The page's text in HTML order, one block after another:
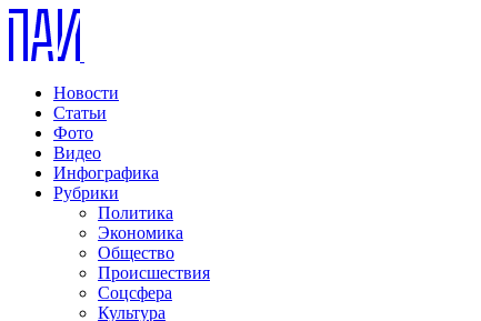
Новости
Статьи
Фото
Видео
Инфографика
Рубрики
Политика
Экономика
Общество
Происшествия
Соцсфера
Культура